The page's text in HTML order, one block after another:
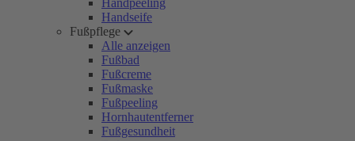
Handpeeling
Handseife
Fußpflege
Alle anzeigen
Fußbad
Fußcreme
Fußmaske
Fußpeeling
Hornhautentferner
Fußgesundheit